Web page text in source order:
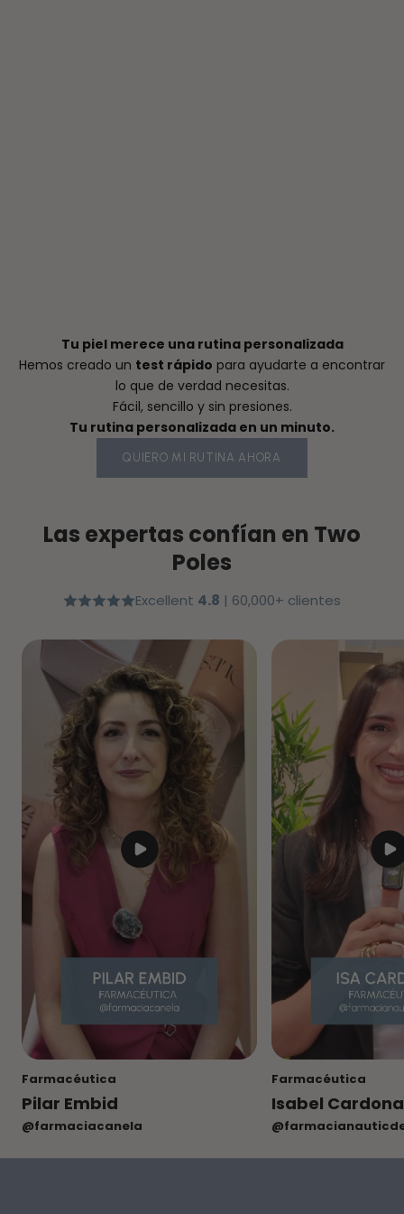
Tu piel merece una rutina personalizada
Hemos creado un test rápido para ayudarte a encontrar
lo que de verdad necesitas.
Fácil, sencillo y sin presiones.
Tu rutina personalizada en un minuto.
QUIERO MI RUTINA AHORA
Farmacéutica
Pilar Embid
@farmaciacanela
Farmacéutica
Isabel Cardona
Las expertas confían en Two
Poles
Excellent 4.8 | 60,000+ clientes